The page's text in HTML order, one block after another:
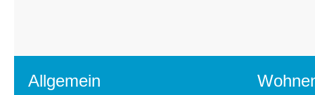
Allgemein